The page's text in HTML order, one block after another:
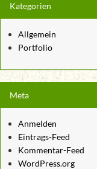
Kategorien
Allgemein
Portfolio
Meta
Anmelden
Eintrags-Feed
Kommentar-Feed
WordPress.org